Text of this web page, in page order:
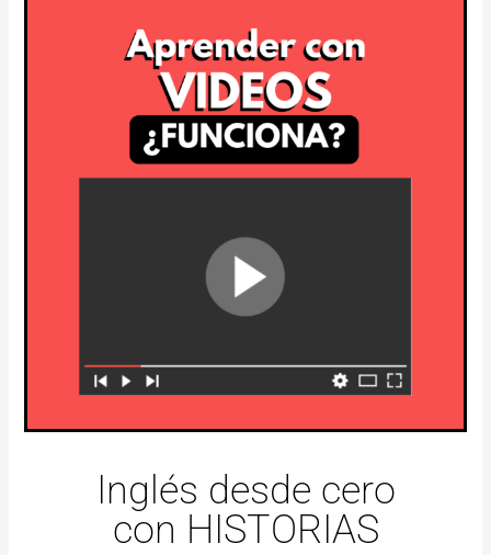
Inglés desde cero
con HISTORIAS